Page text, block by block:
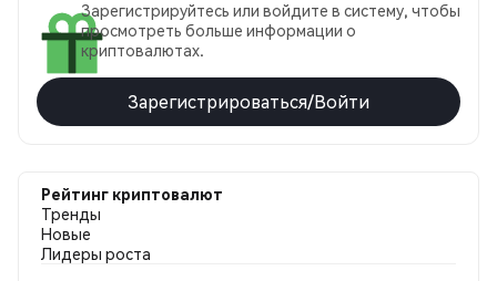
Зарегистрируйтесь или войдите в систему, чтобы
просмотреть больше информации о
криптовалютах.
Зарегистрироваться/Войти
Рейтинг криптовалют
Тренды
Новые
Лидеры роста